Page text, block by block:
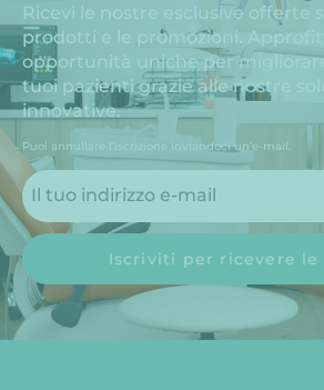
Ricevi le nostre esclusive offerte
prodotti e le promozioni.
opportunità uniche per
tuoi pazienti grazie alle nostre
innovative.
Puoi annullare l’iscrizione inviandoci un’e-mail.
Iscriviti per ricevere le